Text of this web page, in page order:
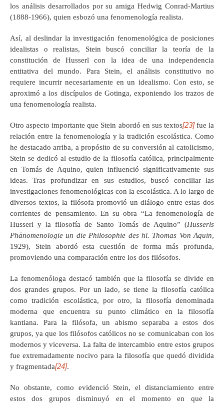
los análisis desarrollados por su amiga Hedwig Conrad-Martius
(1888-1966), quien esbozó una fenomenología realista.
Así, al deslindar la investigación fenomenológica de posiciones
idealistas o realistas, Stein buscó conciliar la teoría de la
constitución de Husserl con la idea de una independencia
entitativa del mundo. Para Stein, el análisis constitutivo no
requiere incurrir necesariamente en un idealismo. Con esto, se
aproximó a los discípulos de Gotinga, exponiendo los trazos de
una fenomenología realista.
Otro aspecto importante que Stein abordó en sus textos[23]fue la
relación entre la fenomenología y la tradición escolástica. Como
he destacado arriba, a propósito de su conversión al catolicismo,
Stein se dedicó al estudio de la filosofía católica, principalmente
en Tomás de Aquino, quien influenció significativamente sus
ideas. Tras profundizar en sus estudios, buscó conciliar las
investigaciones fenomenológicas con la escolástica. A lo largo de
diversos textos, la filósofa promovió un diálogo entre estas dos
corrientes de pensamiento. En su obra “La fenomenología de
Husserl y la filosofía de Santo Tomás de Aquino” (Husserls
Phänomenologie un die Philosophie des hl. Thomas Von Aquin,
1929), Stein abordó esta cuestión de forma más profunda,
promoviendo una comparación entre los dos filósofos.
La fenomenóloga destacó también que la filosofía se divide en
dos grandes grupos. Por un lado, se tiene la filosofía católica
como tradición escolástica, por otro, la filosofía denominada
moderna que encuentra su punto climático en la filosofía
kantiana. Para la filósofa, un abismo separaba a estos dos
grupos, ya que los filósofos católicos no se comunicaban con los
modernos y viceversa. La falta de intercambio entre estos grupos
fue extremadamente nocivo para la filosofía que quedó dividida
y fragmentada[24].
No obstante, como evidenció Stein, el distanciamiento entre
estos dos grupos disminuyó en el momento en que la